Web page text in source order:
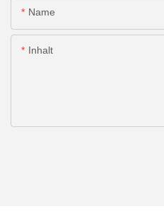
Name
Inhalt